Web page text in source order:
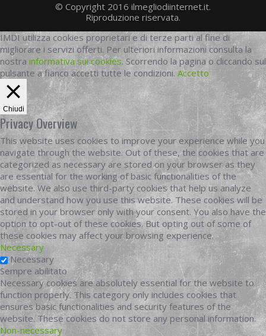
© Copyright 2016 ilmegliodiinternet.it.
Riproduzione riservata.
IMDI utilizza cookies proprietari e di terze parti al fine di
migliorare i servizi offerti. Per ulteriori informazioni consulta la
nostra informativa sui cookies. Scorrendo la pagina o cliccando sul
pulsante a fianco accetti tutte le condizioni.Accetto
Chiudi
Privacy Overview
This website uses cookies to improve your experience while you
navigate through the website. Out of these, the cookies that are
categorized as necessary are stored on your browser as they
are essential for the working of basic functionalities of the
website. We also use third-party cookies that help us analyze
and understand how you use this website. These cookies will be
stored in your browser only with your consent. You also have the
option to opt-out of these cookies. But opting out of some of
these cookies may affect your browsing experience.
Necessary
Necessary
Sempre abilitato
Necessary cookies are absolutely essential for the website to
function properly. This category only includes cookies that
ensures basic functionalities and security features of the
website. These cookies do not store any personal information.
Non-necessary